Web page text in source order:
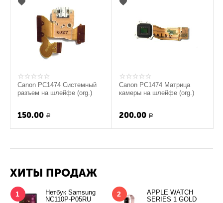
Canon PC1474 Системный
разъем на шлейфе (org.)
150.00 Р
Canon PC1474 Матрица
камеры на шлейфе (org.)
200.00 Р
ХИТЫ ПРОДАЖ
1
Нетбук Samsung
NC110P-P05RU
2
APPLE WATCH
SERIES 1 GOLD